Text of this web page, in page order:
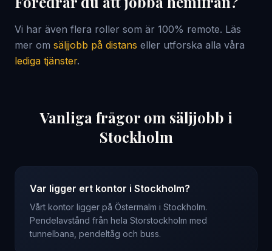
Vi har även flera roller som är 100% remote. Läs
mer om säljjobb på distans eller utforska alla våra
lediga tjänster.
Vanliga frågor om säljjobb i
Stockholm
Var ligger ert kontor i Stockholm?
Vårt kontor ligger på Östermalm i Stockholm.
Pendelavstånd från hela Storstockholm med
tunnelbana, pendeltåg och buss.